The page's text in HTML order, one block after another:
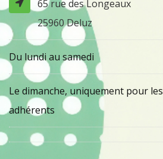
65 rue des Longeaux
25960 Deluz
Du lundi au samedi
Le dimanche, uniquement pour les
adhérents